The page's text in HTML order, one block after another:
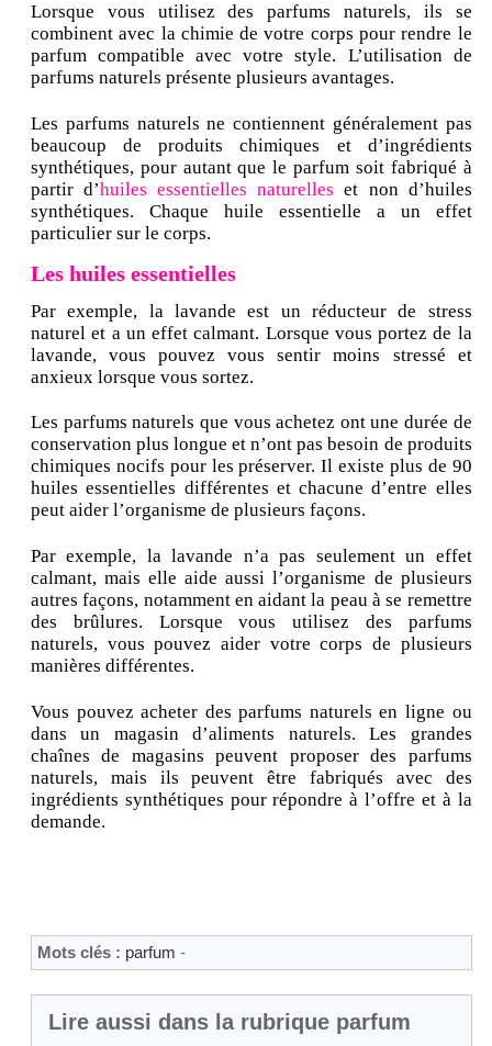
Lorsque vous utilisez des parfums naturels, ils se
combinent avec la chimie de votre corps pour rendre le
parfum compatible avec votre style. L’utilisation de
parfums naturels présente plusieurs avantages.
Les parfums naturels ne contiennent généralement pas
beaucoup de produits chimiques et d’ingrédients
synthétiques, pour autant que le parfum soit fabriqué à
partir d’huiles essentielles naturelles et non d’huiles
synthétiques. Chaque huile essentielle a un effet
particulier sur le corps.
Les huiles essentielles
Par exemple, la lavande est un réducteur de stress
naturel et a un effet calmant. Lorsque vous portez de la
lavande, vous pouvez vous sentir moins stressé et
anxieux lorsque vous sortez.
Les parfums naturels que vous achetez ont une durée de
conservation plus longue et n’ont pas besoin de produits
chimiques nocifs pour les préserver. Il existe plus de 90
huiles essentielles différentes et chacune d’entre elles
peut aider l’organisme de plusieurs façons.
Par exemple, la lavande n’a pas seulement un effet
calmant, mais elle aide aussi l’organisme de plusieurs
autres façons, notamment en aidant la peau à se remettre
des brûlures. Lorsque vous utilisez des parfums
naturels, vous pouvez aider votre corps de plusieurs
manières différentes.
Vous pouvez acheter des parfums naturels en ligne ou
dans un magasin d’aliments naturels. Les grandes
chaînes de magasins peuvent proposer des parfums
naturels, mais ils peuvent être fabriqués avec des
ingrédients synthétiques pour répondre à l’offre et à la
demande.
Mots clés : parfum -
Lire aussi dans la rubrique parfum